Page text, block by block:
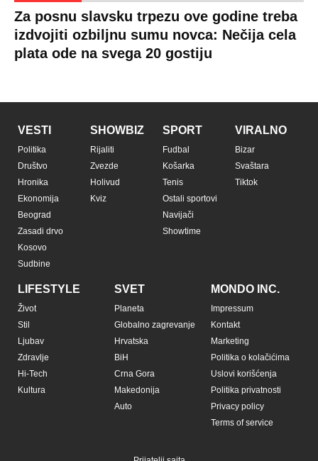
Za posnu slavsku trpezu ove godine treba
izdvojiti ozbiljnu sumu novca: Nečija cela
plata ode na svega 20 gostiju
VESTI
Politika
Društvo
Hronika
Ekonomija
Beograd
Zasadi drvo
Kosovo
Sudbine
SHOWBIZ
Rijaliti
Zvezde
Holivud
Kviz
SPORT
Fudbal
Košarka
Tenis
Ostali sportovi
Navijači
Showtime
VIRALNO
Bizar
Svaštara
Tiktok
LIFESTYLE
Život
Stil
Ljubav
Zdravlje
Hi-Tech
Kultura
SVET
Planeta
Globalno zagrevanje
Hrvatska
BiH
Crna Gora
Makedonija
Auto
MONDO INC.
Impressum
Kontakt
Marketing
Politika o kolačićima
Uslovi korišćenja
Politika privatnosti
Privacy policy
Terms of service